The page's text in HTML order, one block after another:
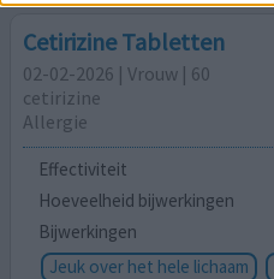
Cetirizine Tabletten
02-02-2026 | Vrouw | 60
cetirizine
Allergie
Effectiviteit
Hoeveelheid bijwerkingen
Bijwerkingen
Jeuk over het hele lichaam